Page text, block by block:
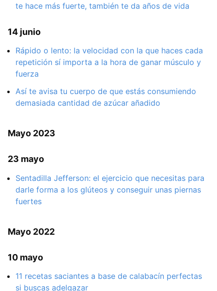
te hace más fuerte, también te da años de vida
14 junio
Rápido o lento: la velocidad con la que haces cada
repetición sí importa a la hora de ganar músculo y
fuerza
Así te avisa tu cuerpo de que estás consumiendo
demasiada cantidad de azúcar añadido
Mayo 2023
23 mayo
Sentadilla Jefferson: el ejercicio que necesitas para
darle forma a los glúteos y conseguir unas piernas
fuertes
Mayo 2022
10 mayo
11 recetas saciantes a base de calabacín perfectas
si buscas adelgazar